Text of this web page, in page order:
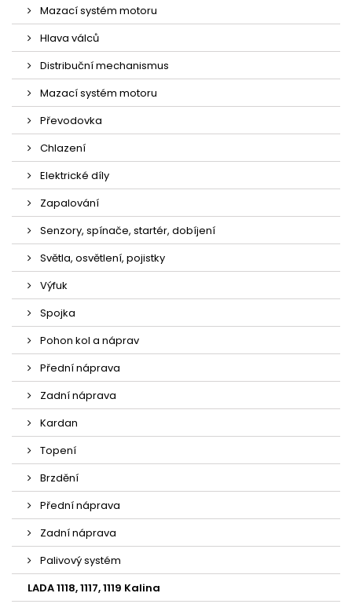
Mazací systém motoru
Hlava válců
Distribuční mechanismus
Mazací systém motoru
Převodovka
Chlazení
Elektrické díly
Zapalování
Senzory, spínače, startér, dobíjení
Světla, osvětlení, pojistky
Výfuk
Spojka
Pohon kol a náprav
Přední náprava
Zadní náprava
Kardan
Topení
Brzdění
Přední náprava
Zadní náprava
Palivový systém
LADA 1118, 1117, 1119 Kalina